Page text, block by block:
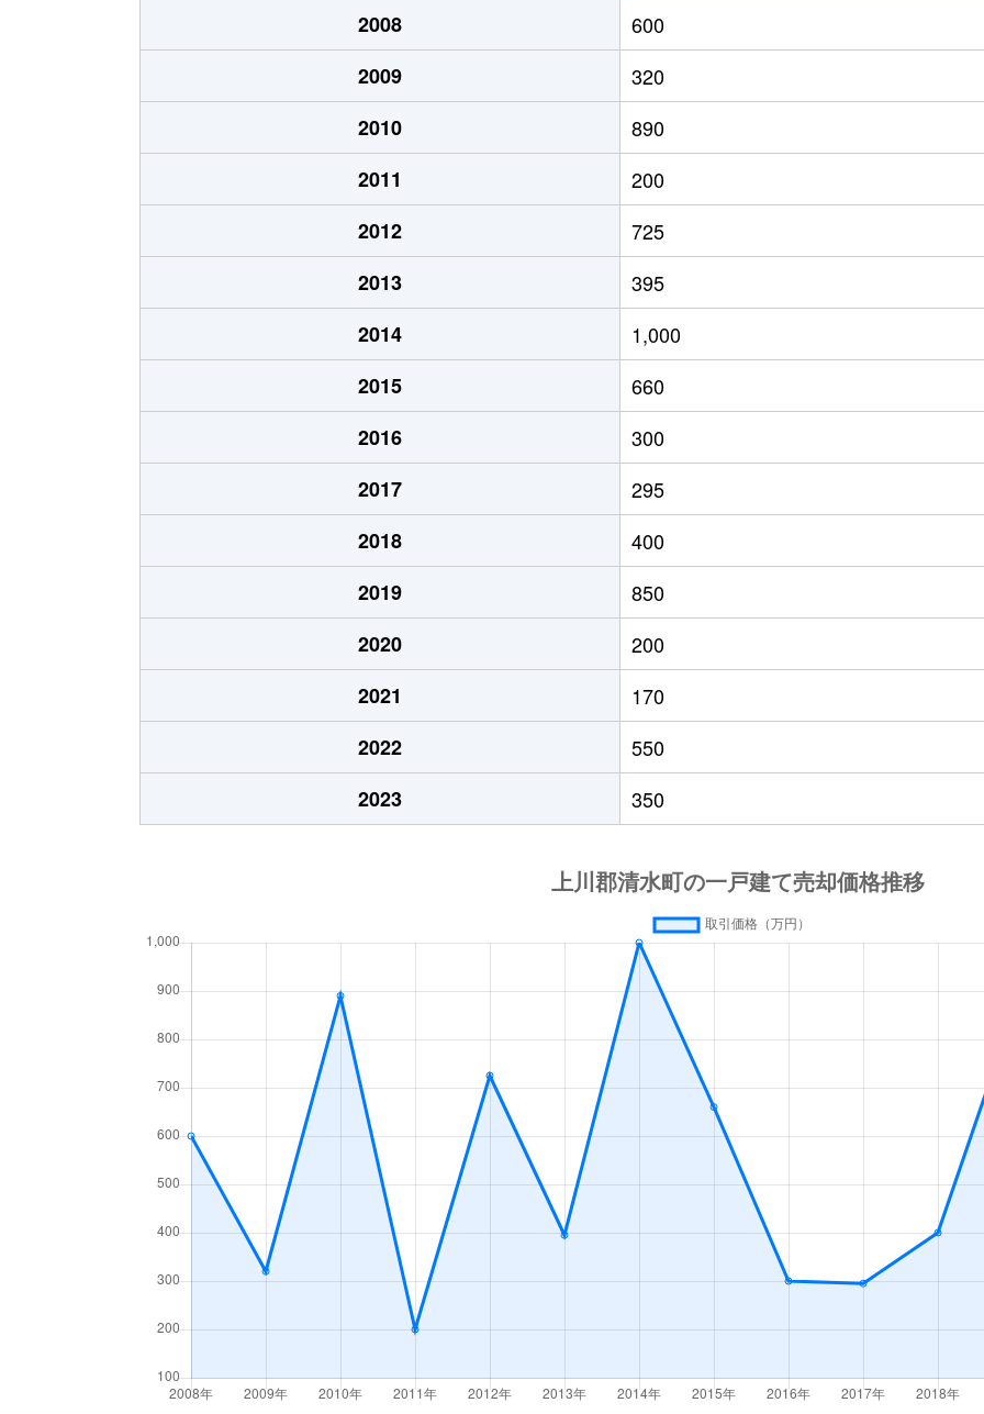
2008
600
2009
320
2010
890
2011
200
2012
725
2013
395
2014
1,000
2015
660
2016
300
2017
295
2018
400
2019
850
2020
200
2021
170
2022
550
2023
350